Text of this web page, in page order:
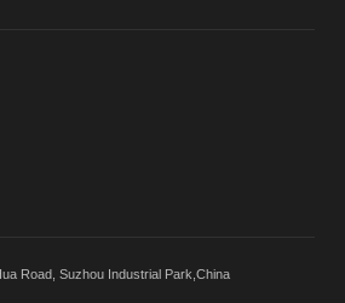
Road, Suzhou Industrial Park,China